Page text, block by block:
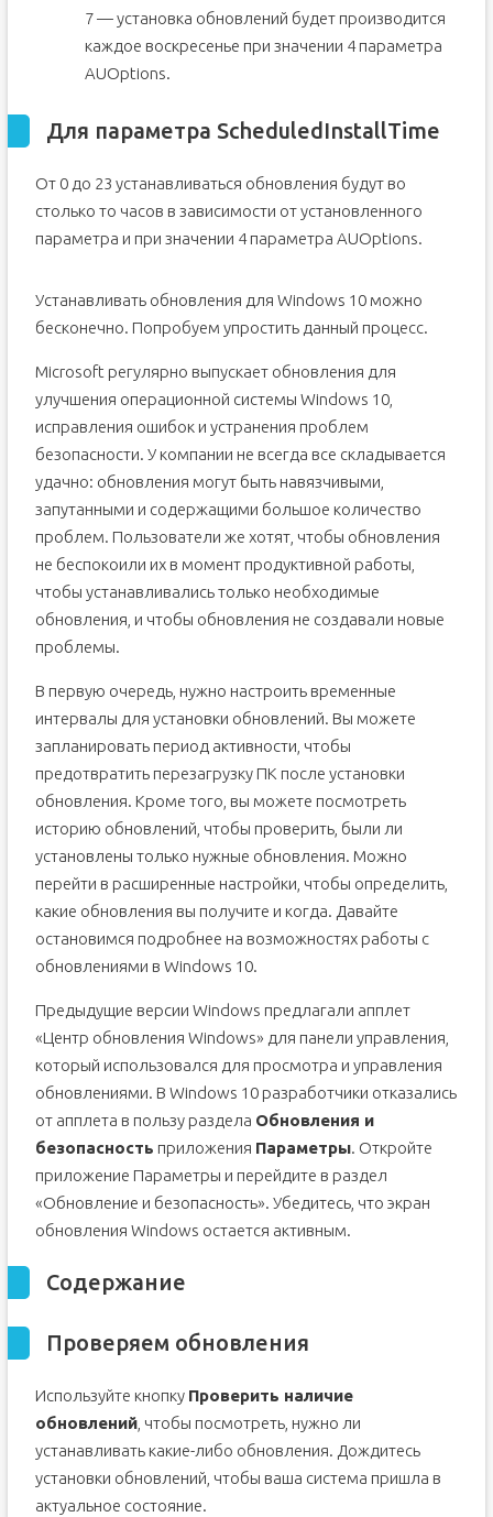
7 — установка обновлений будет производится
каждое воскресенье при значении 4 параметра
AUOptions.
Для параметра ScheduledInstallTime
От 0 до 23 устанавливаться обновления будут во
столько то часов в зависимости от установленного
параметра и при значении 4 параметра AUOptions.
Устанавливать обновления для Windows 10 можно
бесконечно. Попробуем упростить данный процесс.
Microsoft регулярно выпускает обновления для
улучшения операционной системы Windows 10,
исправления ошибок и устранения проблем
безопасности. У компании не всегда все складывается
удачно: обновления могут быть навязчивыми,
запутанными и содержащими большое количество
проблем. Пользователи же хотят, чтобы обновления
не беспокоили их в момент продуктивной работы,
чтобы устанавливались только необходимые
обновления, и чтобы обновления не создавали новые
проблемы.
В первую очередь, нужно настроить временные
интервалы для установки обновлений. Вы можете
запланировать период активности, чтобы
предотвратить перезагрузку ПК после установки
обновления. Кроме того, вы можете посмотреть
историю обновлений, чтобы проверить, были ли
установлены только нужные обновления. Можно
перейти в расширенные настройки, чтобы определить,
какие обновления вы получите и когда. Давайте
остановимся подробнее на возможностях работы с
обновлениями в Windows 10.
Предыдущие версии Windows предлагали апплет
«Центр обновления Windows» для панели управления,
который использовался для просмотра и управления
обновлениями. В Windows 10 разработчики отказались
от апплета в пользу раздела Обновления и
безопасность приложения Параметры. Откройте
приложение Параметры и перейдите в раздел
«Обновление и безопасность». Убедитесь, что экран
обновления Windows остается активным.
Содержание
Проверяем обновления
Используйте кнопку Проверить наличие
обновлений, чтобы посмотреть, нужно ли
устанавливать какие-либо обновления. Дождитесь
установки обновлений, чтобы ваша система пришла в
актуальное состояние.